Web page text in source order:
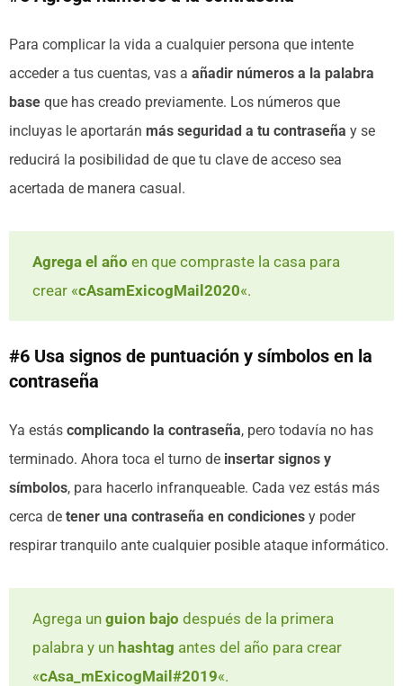
Para complicar la vida a cualquier persona que intente
acceder a tus cuentas, vas a añadir números a la palabra
base que has creado previamente. Los números que
incluyas le aportarán más seguridad a tu contraseña y se
reducirá la posibilidad de que tu clave de acceso sea
acertada de manera casual.
Agrega el año en que compraste la casa para
crear «cAsamExicogMail2020«.
#6 Usa signos de puntuación y símbolos en la
contraseña
Ya estás complicando la contraseña, pero todavía no has
terminado. Ahora toca el turno de insertar signos y
símbolos, para hacerlo infranqueable. Cada vez estás más
cerca de tener una contraseña en condiciones y poder
respirar tranquilo ante cualquier posible ataque informático.
Agrega un guion bajo después de la primera
palabra y un hashtag antes del año para crear
«cAsa_mExicogMail#2019«.